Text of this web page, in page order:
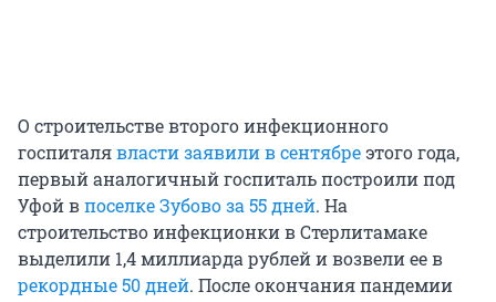
О строительстве второго инфекционного
госпиталявласти заявили в сентябреэтого года,
первый аналогичный госпиталь построили под
Уфой впоселке Зубово за 55 дней. На
строительство инфекционки в Стерлитамаке
выделили 1,4 миллиарда рублей и возвели ее в
рекордные 50 дней. После окончания пандемии